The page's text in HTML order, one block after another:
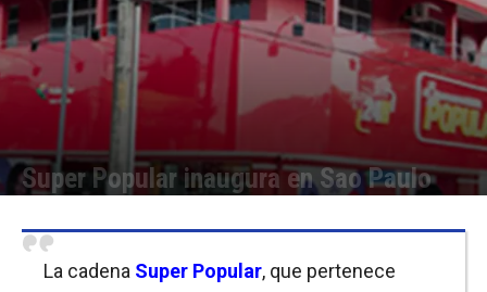
Super Popular inaugura en Sao Paulo
La cadena Super Popular, que pertenece